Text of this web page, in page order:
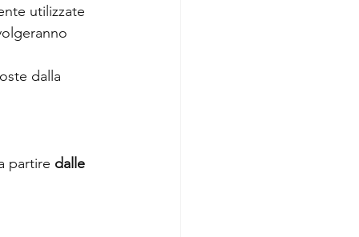
utilizzate
dalla
partire dalle